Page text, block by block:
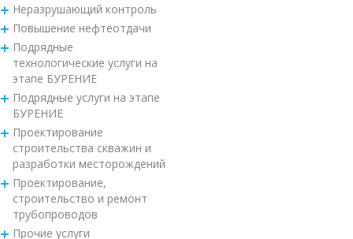
Неразрушающий контроль
Повышение нефтеотдачи
Подрядные
технологические услуги на
этапе БУРЕНИЕ
Подрядные услуги на этапе
БУРЕНИЕ
Проектирование
строительства скважин и
разработки месторождений
Проектирование,
строительство и ремонт
трубопроводов
Прочие услуги